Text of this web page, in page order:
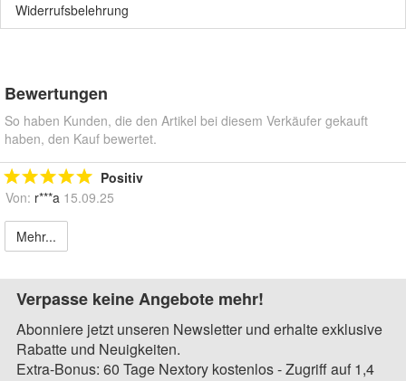
Widerrufsbelehrung
Bewertungen
So haben Kunden, die den Artikel bei diesem Verkäufer gekauft
haben, den Kauf bewertet.
Positiv
Von: r***a 15.09.25
Mehr...
Verpasse keine Angebote mehr!
Abonniere jetzt unseren Newsletter und erhalte exklusive
Rabatte und Neuigkeiten.
Extra-Bonus: 60 Tage Nextory kostenlos - Zugriff auf 1,4